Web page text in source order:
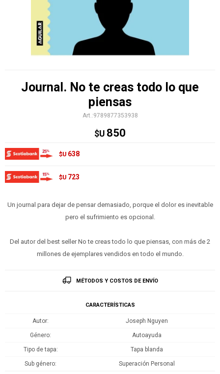
Journal. No te creas todo lo que
piensas
9789877353938
$U 850
$U 638
$U 723
Un journal para dejar de pensar demasiado, porque el dolor es inevitable
pero el sufrimiento es opcional.
Del autor del best seller No te creas todo lo que piensas, con más de 2
millones de ejemplares vendidos en todo el mundo.
MÉTODOS Y COSTOS DE ENVÍO
CARACTERÍSTICAS
Autor Joseph Nguyen
Género Autoayuda
Tipo de tapa Tapa blanda
Sub género Superación Personal